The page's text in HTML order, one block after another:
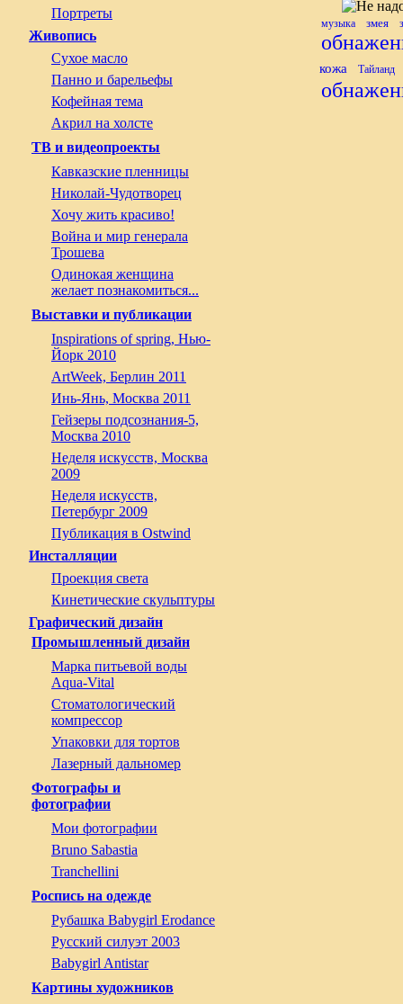
Портреты
Живопись
Сухое масло
Панно и барельефы
Кофейная тема
Акрил на холсте
ТВ и видеопроекты
Кавказские пленницы
Николай-Чудотворец
Хочу жить красиво!
Война и мир генерала
Трошева
Одинокая женщина
желает познакомиться...
Выставки и публикации
Inspirations of spring, Нью-
Йорк 2010
ArtWeek, Берлин 2011
Инь-Янь, Москва 2011
Гейзеры подсознания-5,
Москва 2010
Неделя искусств, Москва
2009
Неделя искусств,
Петербург 2009
Публикация в Ostwind
Инсталляции
Проекция света
Кинетические скульптуры
Графический дизайн
Промышленный дизайн
Марка питьевой воды
Aqua-Vital
Стоматологический
компрессор
Упаковки для тортов
Лазерный дальномер
Фотографы и
фотографии
Мои фотографии
Bruno Sabastia
Tranchellini
Роспись на одежде
Рубашка Babygirl Erodance
Русский силуэт 2003
Babygirl Antistar
Картины художников
музыка змея
кожа Тайланд